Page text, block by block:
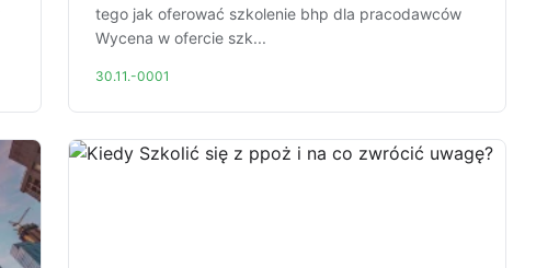
tego jak oferować szkolenie bhp dla pracodawców
Wycena w ofercie szk...
30.11.-0001